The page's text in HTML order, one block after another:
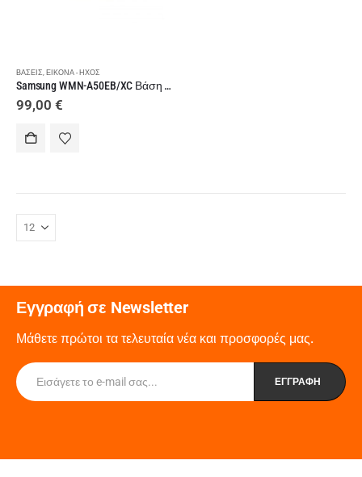
ΒΆΣΕΙΣ, ΕΙΚΌΝΑ - ΉΧΟΣ
Samsung WMN-A50EB/XC Βάση Τηλεόρασης
99,00 €
Εγγραφή σε Newsletter
Μάθετε πρώτοι τα τελευταία νέα και προσφορές μας.